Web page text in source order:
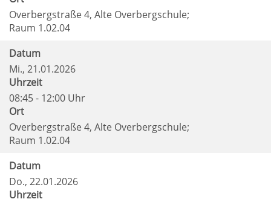
Overbergstraße 4, Alte Overbergschule;
Raum 1.02.04
Datum
Mi., 21.01.2026
Uhrzeit
08:45 - 12:00 Uhr
Ort
Overbergstraße 4, Alte Overbergschule;
Raum 1.02.04
Datum
Do., 22.01.2026
Uhrzeit